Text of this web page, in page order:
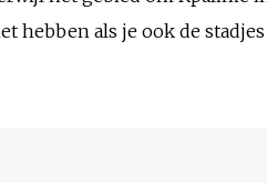
hebben als je ook de